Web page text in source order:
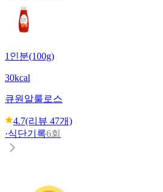
1인분(100g)
30kcal
큐원 알룰로스
4.7(리뷰 47개)
·식단기록6회